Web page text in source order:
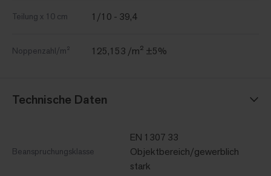
Teilung x 10 cm 1/10 - 39,4
Noppenzahl/m² 125,153 /m² ±5%
Technische Daten
Beanspruchungsklasse
EN 1307 33
Objektbereich/gewerblich
stark